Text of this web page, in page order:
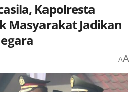
Kapolresta
Masyarakat Jadikan
AA